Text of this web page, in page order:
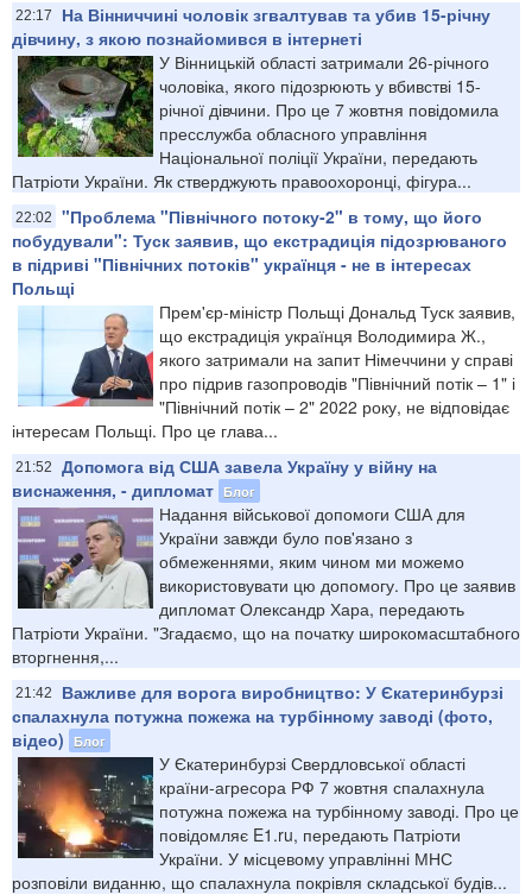
22:17
На Вінниччині чоловік згвалтував та убив 15-річну
дівчину, з якою познайомився в інтернеті
У Вінницькій області затримали 26-річного
чоловіка, якого підозрюють у вбивстві 15-
річної дівчини. Про це 7 жовтня повідомила
пресслужба обласного управління
Національної поліції України, передають
Патріоти України. Як стверджують правоохоронці, фігура...
22:02
"Проблема "Північного потоку-2" в тому, що його
побудували": Туск заявив, що екстрадиція підозрюваного
в підриві "Північних потоків" українця - не в інтересах
Польщі
Прем'єр-міністр Польщі Дональд Туск заявив,
що екстрадиція українця Володимира Ж.,
якого затримали на запит Німеччини у справі
про підрив газопроводів "Північний потік – 1" і
"Північний потік – 2" 2022 року, не відповідає
інтересам Польщі. Про це глава...
21:52
Допомога від США завела Україну у війну на
виснаження, - дипломат Блог
Надання військової допомоги США для
України завжди було пов'язано з
обмеженнями, яким чином ми можемо
використовувати цю допомогу. Про це заявив
дипломат Олександр Хара, передають
Патріоти України. "Згадаємо, що на початку широкомасштабного
вторгнення,...
21:42
Важливе для ворога виробництво: У Єкатеринбурзі
спалахнула потужна пожежа на турбінному заводі (фото,
відео)
Блог
У Єкатеринбурзі Свердловської області
країни-агресора РФ 7 жовтня спалахнула
потужна пожежа на турбінному заводі. Про це
повідомляє E1.ru, передають Патріоти
України. У місцевому управлінні МНС
розповіли виданню, що спалахнула покрівля складської будів...